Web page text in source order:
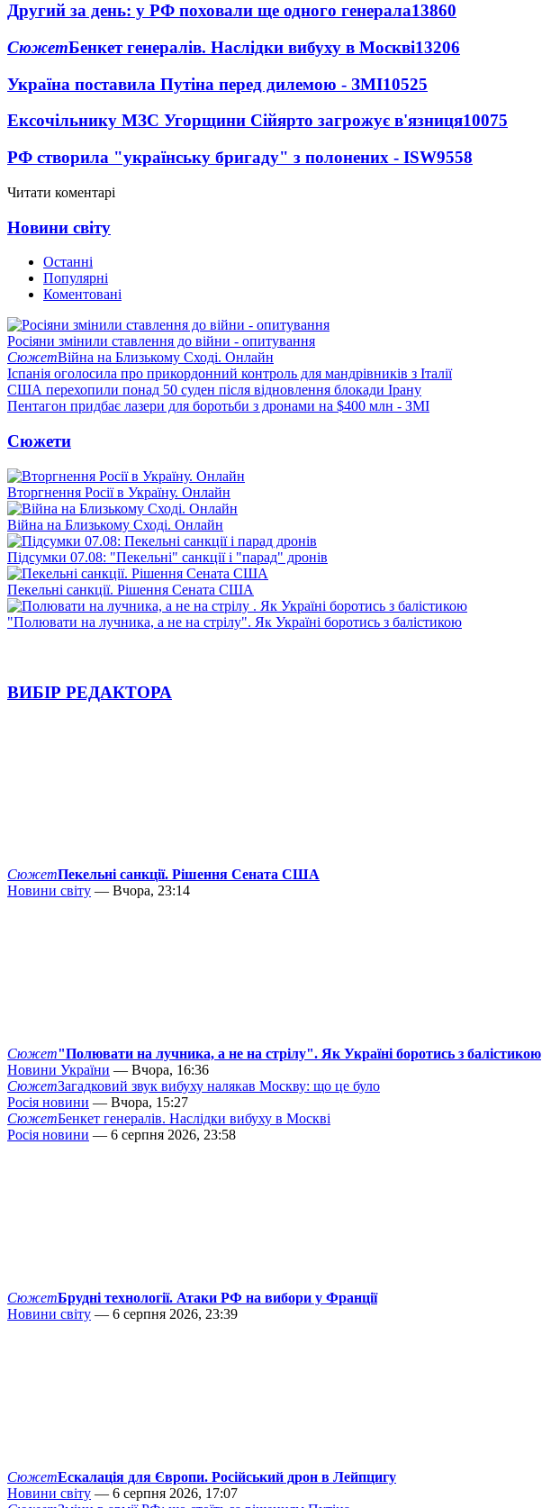
Другий за день: у РФ поховали ще одного генерала13860
СюжетБенкет генералів. Наслідки вибуху в Москві13206
Україна поставила Путіна перед дилемою - ЗМІ10525
Ексочільнику МЗС Угорщини Сійярто загрожує в'язниця10075
РФ створила "українську бригаду" з полонених - ISW9558
Читати коментарі
Новини світу
Останні
Популярні
Коментовані
Росіяни змінили ставлення до війни - опитування
СюжетВійна на Близькому Сході. Онлайн
Іспанія оголосила про прикордонний контроль для мандрівників з Італії
США перехопили понад 50 суден після відновлення блокади Ірану
Пентагон придбає лазери для боротьби з дронами на $400 млн - ЗМІ
Сюжети
Вторгнення Росії в Україну. Онлайн
Війна на Близькому Сході. Онлайн
Підсумки 07.08: "Пекельні" санкції і "парад" дронів
Пекельні санкції. Рішення Сената США
"Полювати на лучника, а не на стрілу". Як Україні боротись з балістикою
ВИБІР РЕДАКТОРА
СюжетПекельні санкції. Рішення Сената США
Новини світу — Вчора, 23:14
Сюжет"Полювати на лучника, а не на стрілу". Як Україні боротись з балістикою
Новини України — Вчора, 16:36
СюжетЗагадковий звук вибуху налякав Москву: що це було
Росія новини — Вчора, 15:27
СюжетБенкет генералів. Наслідки вибуху в Москві
Росія новини — 6 серпня 2026, 23:58
СюжетБрудні технології. Атаки РФ на вибори у Франції
Новини світу — 6 серпня 2026, 23:39
СюжетЕскалація для Європи. Російський дрон в Лейпцигу
Новини світу — 6 серпня 2026, 17:07